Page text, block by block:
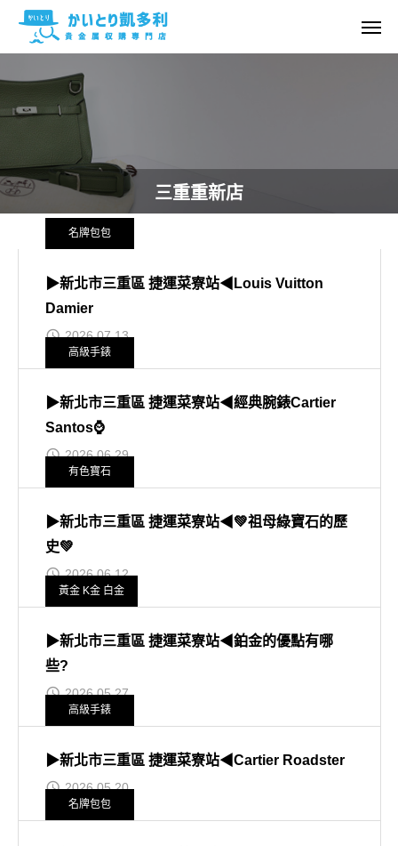
三重重新店
名牌包包
▶新北市三重區 捷運菜寮站◀Louis Vuitton
Damier
2026.07.13
高級手錶
▶新北市三重區 捷運菜寮站◀經典腕錶Cartier
Santos⌚
2026.06.29
有色寶石
▶新北市三重區 捷運菜寮站◀💚祖母綠寶石的歷
史💚
2026.06.12
黃金 K金 白金
▶新北市三重區 捷運菜寮站◀鉑金的優點有哪
些?
2026.05.27
高級手錶
▶新北市三重區 捷運菜寮站◀Cartier Roadster
2026.05.20
名牌包包